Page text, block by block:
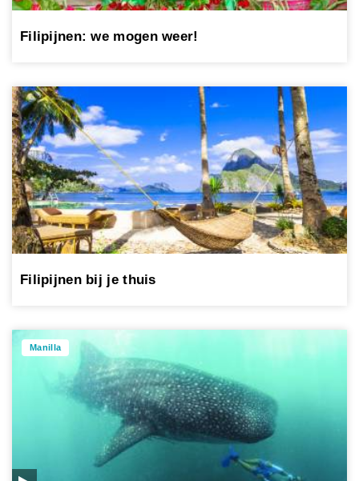
Filipijnen: we mogen weer!
Filipijnen bij je thuis
Manilla